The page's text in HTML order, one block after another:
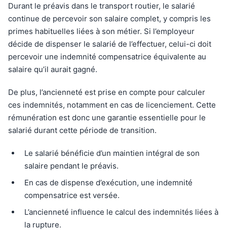
Durant le préavis dans le transport routier, le salarié
continue de percevoir son salaire complet, y compris les
primes habituelles liées à son métier. Si l’employeur
décide de dispenser le salarié de l’effectuer, celui-ci doit
percevoir une indemnité compensatrice équivalente au
salaire qu’il aurait gagné.
De plus, l’ancienneté est prise en compte pour calculer
ces indemnités, notamment en cas de licenciement. Cette
rémunération est donc une garantie essentielle pour le
salarié durant cette période de transition.
Le salarié bénéficie d’un maintien intégral de son
salaire pendant le préavis.
En cas de dispense d’exécution, une indemnité
compensatrice est versée.
L’ancienneté influence le calcul des indemnités liées à
la rupture.